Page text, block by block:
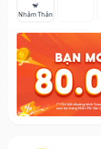
🐒
Nhâm Thân